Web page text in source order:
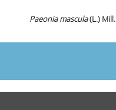
Paeonia mascula(L.) Mill.